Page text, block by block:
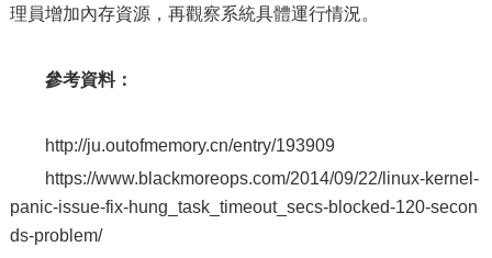
理員增加內存資源，再觀察系統具體運行情況。
參考資料：
http://ju.outofmemory.cn/entry/193909
https://www.blackmoreops.com/2014/09/22/linux-kernel-
panic-issue-fix-hung_task_timeout_secs-blocked-120-secon
ds-problem/